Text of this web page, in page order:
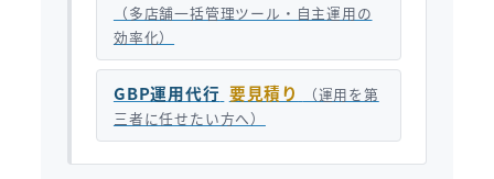
（多店舗一括管理ツール・自主運用の
効率化）
GBP運用代行 要見積り
（運用を第
三者に任せたい方へ）